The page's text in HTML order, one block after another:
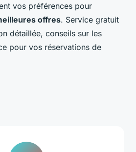
vos préférences pour
offres. Service gratuit
détaillée, conseils sur les
pour vos réservations de